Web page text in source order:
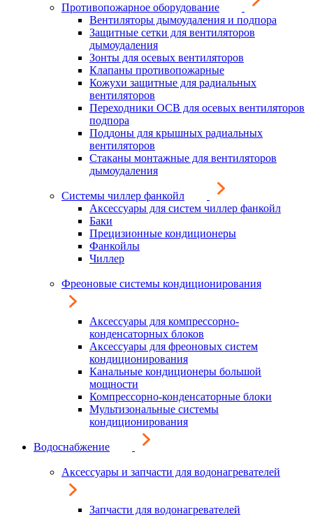
Противопожарное оборудование
Вентиляторы дымоудаления и подпора
Защитные сетки для вентиляторов
дымоудаления
Зонты для осевых вентиляторов
Клапаны противопожарные
Кожухи защитные для радиальных
вентиляторов
Переходники ОСВ для осевых вентиляторов
подпора
Поддоны для крышных радиальных
вентиляторов
Стаканы монтажные для вентиляторов
дымоудаления
Системы чиллер фанкойл
Аксессуары для систем чиллер фанкойл
Баки
Прецизионные кондиционеры
Фанкойлы
Чиллер
Фреоновые системы кондиционирования
Аксессуары для компрессорно-
конденсаторных блоков
Аксессуары для фреоновых систем
кондиционирования
Канальные кондиционеры большой
мощности
Компрессорно-конденсаторные блоки
Мультизональные системы
кондиционирования
Водоснабжение
Аксессуары и запчасти для водонагревателей
Запчасти для водонагревателей